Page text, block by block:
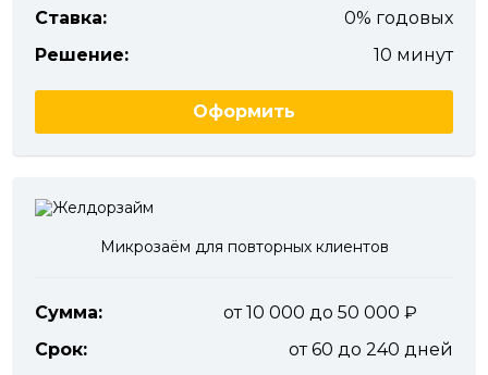
Ставка:
0% годовых
Решение:
10 минут
Оформить
Микрозаём для повторных клиентов
Сумма:
от 10 000 до 50 000
Срок:
от 60 до 240 дней